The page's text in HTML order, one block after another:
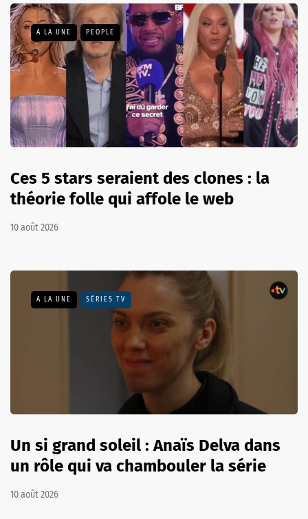
A LA UNE PEOPLE
Ces 5 stars seraient des clones : la
théorie folle qui affole le web
10 août 2026
A LA UNE SÉRIES TV
Un si grand soleil : Anaïs Delva dans
un rôle qui va chambouler la série
10 août 2026